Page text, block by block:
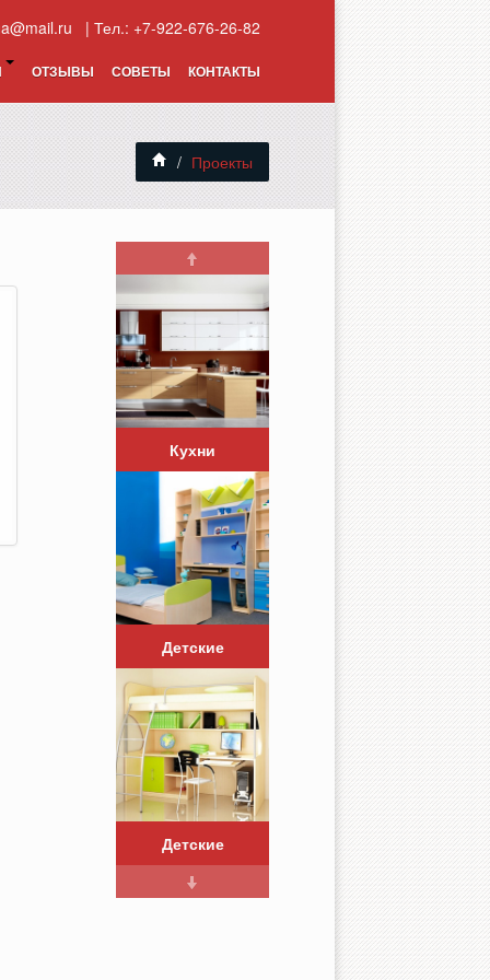
| Тел.: +7-922-676-26-82
ОТЗЫВЫ СОВЕТЫ КОНТАКТЫ
/ Проекты
Кухни
Детские
Детские